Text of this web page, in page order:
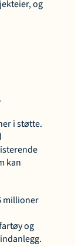
og
i støtte.
kan
millioner
og